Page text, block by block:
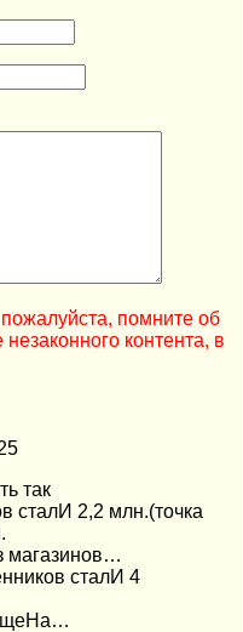
помните об
контента, в
так
сталИ 2,2 млн.(точка
магазинов…
сталИ 4